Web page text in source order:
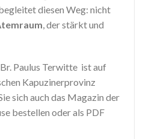
diesen Weg: nicht
, der stärkt und
Paulus Terwitte ist auf
Kapuzinerprovinz
sich auch das Magazin der
bestellen oder als PDF